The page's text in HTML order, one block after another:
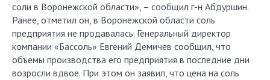
соли в Воронежской области», – сообщил г-н Абдуршин.
Ранее, отметил он, в Воронежской области соль
предприятия не продавалась. Генеральный директор
компании «Бассоль» Евгений Демичев сообщил, что
объемы производства его предприятия в последние дни
возросли вдвое. При этом он заявил, что цена на соль